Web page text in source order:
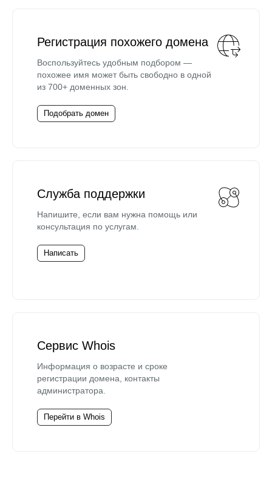
Регистрация похожего домена
Воспользуйтесь удобным подбором —
похожее имя может быть свободно в одной
из 700+ доменных зон.
Подобрать домен
Служба поддержки
Напишите, если вам нужна помощь или
консультация по услугам.
Написать
Сервис Whois
Информация о возрасте и сроке
регистрации домена, контакты
администратора.
Перейти в Whois